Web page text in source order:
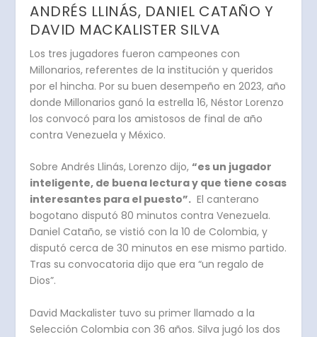
ANDRÉS LLINÁS, DANIEL CATAÑO Y
DAVID MACKALISTER SILVA
Los tres jugadores fueron campeones con
Millonarios, referentes de la institución y queridos
por el hincha. Por su buen desempeño en 2023, año
donde Millonarios ganó la estrella 16, Néstor Lorenzo
los convocó para los amistosos de final de año
contra Venezuela y México.
Sobre Andrés Llinás, Lorenzo dijo,“es un jugador
inteligente, de buena lectura y que tiene cosas
interesantes para el puesto”. El canterano
bogotano disputó 80 minutos contra Venezuela.
Daniel Cataño, se vistió con la 10 de Colombia, y
disputó cerca de 30 minutos en ese mismo partido.
Tras su convocatoria dijo que era “un regalo de
Dios”.
David Mackalister tuvo su primer llamado a la
Selección Colombia con 36 años. Silva jugó los dos